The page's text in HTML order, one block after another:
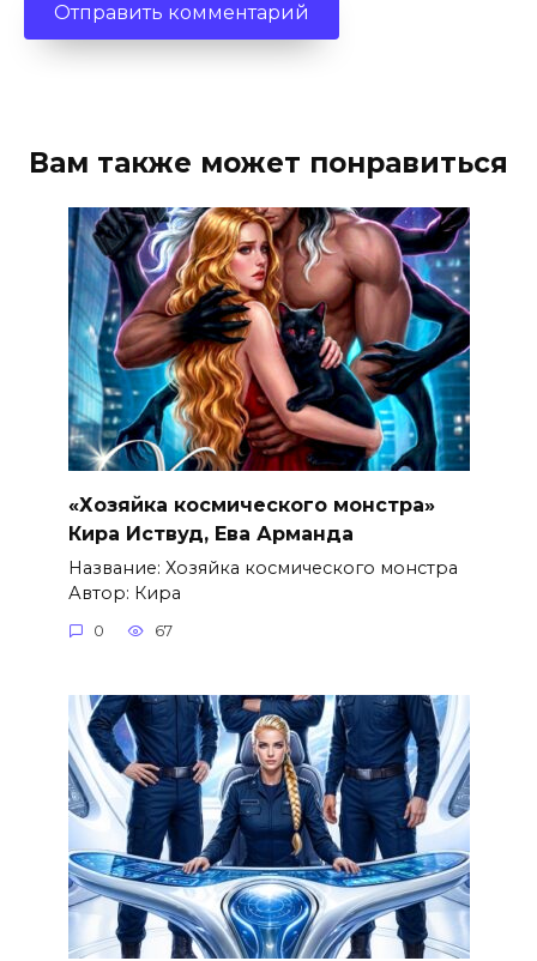
Вам также может понравиться
«Хозяйка космического монстра»
Кира Иствуд, Ева Арманда
Название: Хозяйка космического монстра
Автор: Кира
0 67